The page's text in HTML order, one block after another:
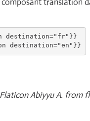
destination="fr"}}
Abiyyu A. from